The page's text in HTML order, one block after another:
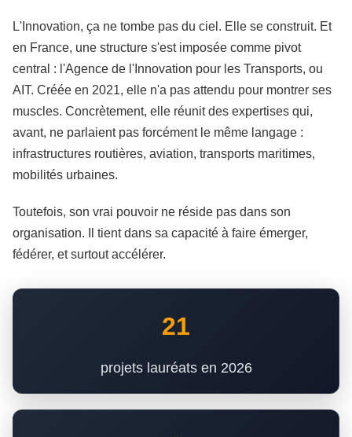
L'Innovation, ça ne tombe pas du ciel. Elle se construit. Et
en France, une structure s'est imposée comme pivot
central : l'Agence de l'Innovation pour les Transports, ou
AIT. Créée en 2021, elle n'a pas attendu pour montrer ses
muscles. Concrètement, elle réunit des expertises qui,
avant, ne parlaient pas forcément le même langage :
infrastructures routières, aviation, transports maritimes,
mobilités urbaines.
Toutefois, son vrai pouvoir ne réside pas dans son
organisation. Il tient dans sa capacité à faire émerger,
fédérer, et surtout accélérer.
21
projets lauréats en 2026